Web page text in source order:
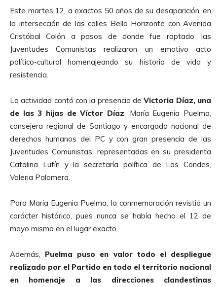
Este martes 12, a exactos 50 años de su desaparición, en
la intersección de las calles Bello Horizonte con Avenida
Cristóbal Colón a pasos de donde fue raptado, las
Juventudes Comunistas realizaron un emotivo acto
político-cultural homenajeando su historia de vida y
resistencia.
La actividad contó con la presencia deVictoria Díaz, una
de las 3 hijas de Víctor Díaz , María Eugenia Puelma,
consejera regional de Santiago y encargada nacional de
derechos humanos del PC y con gran presencia de las
Juventudes Comunistas, representadas en su presidenta
Catalina Lufín y la secretaría política de Las Condes,
Valeria Palomera.
Para María Eugenia Puelma, la conmemoración revistió un
carácter histórico, pues nunca se había hecho el 12 de
mayo mismo en el lugar exacto.
Además, Puelma puso en valor todo el despliegue
realizado por el Partido en todo el territorio nacional
en homenaje a las direcciones clandestinas